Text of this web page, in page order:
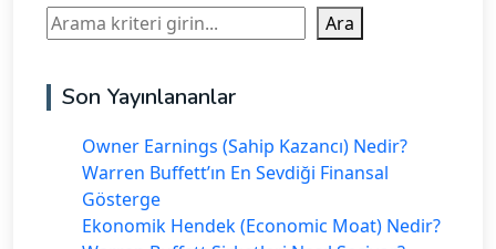
Ara Ara
Son Yayınlananlar
Owner Earnings (Sahip Kazancı) Nedir?
Warren Buffett’ın En Sevdiği Finansal
Gösterge
Ekonomik Hendek (Economic Moat) Nedir?